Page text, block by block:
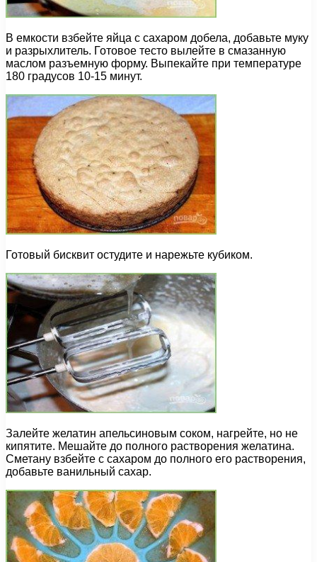
В емкости взбейте яйца с сахаром добела, добавьте муку
и разрыхлитель. Готовое тесто вылейте в смазанную
маслом разъемную форму. Выпекайте при температуре
180 градусов 10-15 минут.
Готовый бисквит остудите и нарежьте кубиком.
Залейте желатин апельсиновым соком, нагрейте, но не
кипятите. Мешайте до полного растворения желатина.
Сметану взбейте с сахаром до полного его растворения,
добавьте ванильный сахар.